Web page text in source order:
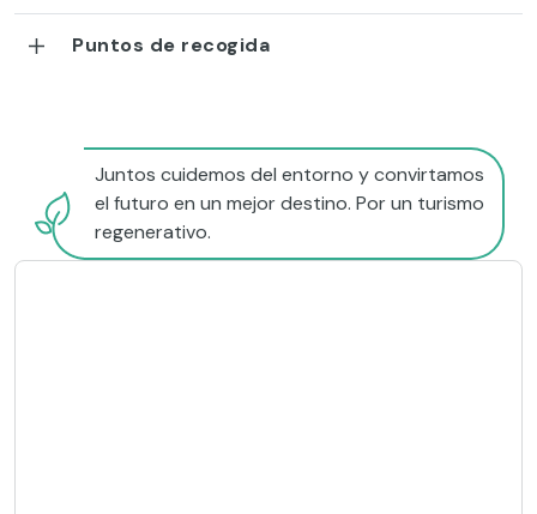
Puntos de recogida
Juntos cuidemos del entorno y convirtamos
el futuro en un mejor destino. Por un turismo
regenerativo.